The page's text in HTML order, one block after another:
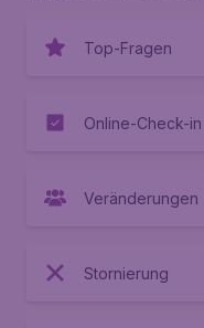
Top-Fragen
Online-Check-in
Veränderungen
Stornierung